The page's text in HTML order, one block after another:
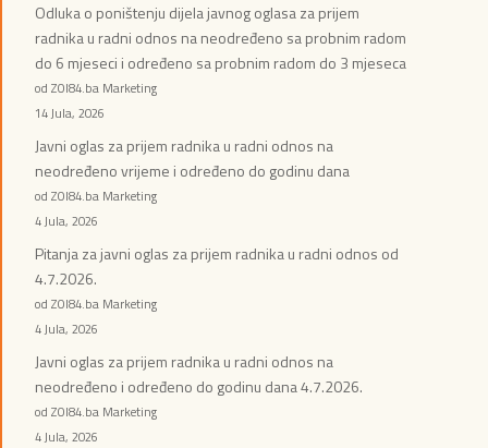
Odluka o poništenju dijela javnog oglasa za prijem
radnika u radni odnos na neodređeno sa probnim radom
do 6 mjeseci i određeno sa probnim radom do 3 mjeseca
od ZOI84.ba Marketing
14 Jula, 2026
Javni oglas za prijem radnika u radni odnos na
neodređeno vrijeme i određeno do godinu dana
od ZOI84.ba Marketing
4 Jula, 2026
Pitanja za javni oglas za prijem radnika u radni odnos od
4.7.2026.
od ZOI84.ba Marketing
4 Jula, 2026
Javni oglas za prijem radnika u radni odnos na
neodređeno i određeno do godinu dana 4.7.2026.
od ZOI84.ba Marketing
4 Jula, 2026